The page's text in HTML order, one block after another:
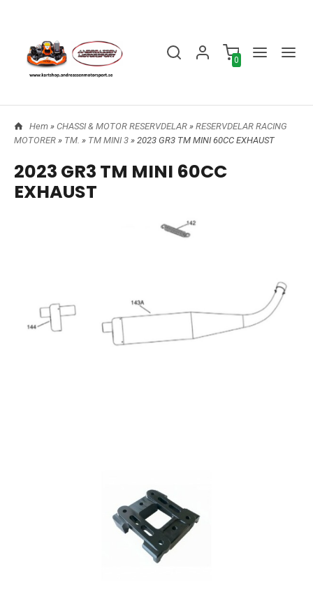
0
Hem » CHASSI & MOTOR RESERVDELAR » RESERVDELAR RACING
MOTORER » TM. » TM MINI 3 » 2023 GR3 TM MINI 60CC EXHAUST
2023 GR3 TM MINI 60CC
EXHAUST